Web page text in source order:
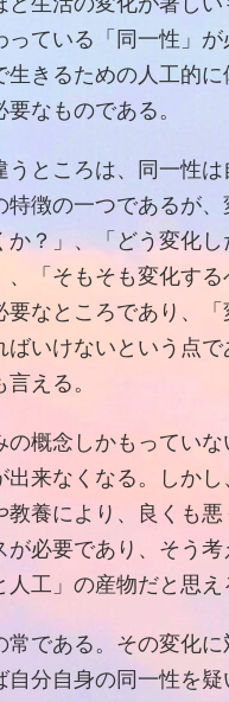
っている「同一性」が
生きるための人工的
なものである。
ところは、同一性は
特徴の一つであるが、
か？」、「どう変化し
、「そもそも変化する
要なところであり、「
ばいけないという点
える。
概念しかもっていな
出来なくなる。しかし
教養により、良くも悪
が必要であり、そう考
人工」の産物だと思え
である。その変化に
自分自身の同一性を